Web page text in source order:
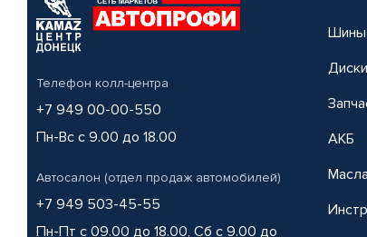
Телефон колл-центра
+7 949 00-00-550
Пн-Вс с 9.00 до 18.00
Автосалон (отдел продаж автомобилей)
+7 949 503-45-55
Пн-Пт с 09.00 до 18.00, Сб с 9.00 до
Шины
Диски
АКБ